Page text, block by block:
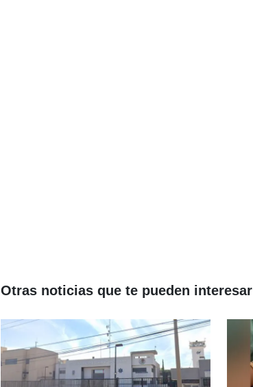
Otras noticias que te pueden interesar